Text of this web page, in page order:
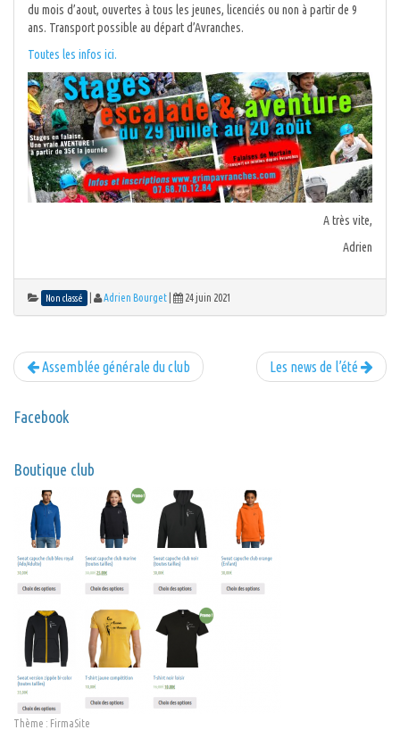
du mois d’aout, ouvertes à tous les jeunes, licenciés ou non à partir de 9
ans. Transport possible au départ d’Avranches.
Toutes les infos ici.
A très vite,
Adrien
Non classé Adrien Bourget 24 juin 2021
Les news de l’été
Assemblée générale du club
Facebook
Boutique club
Thème : FirmaSite